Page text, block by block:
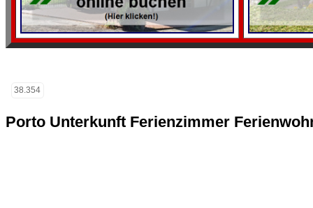
38.354
Porto Unterkunft Ferienzimmer